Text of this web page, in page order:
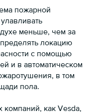
пожарной
меньше, чем за
локацию
с помощью
и в автоматическом
в том
пола.
компаний, как Vesda,